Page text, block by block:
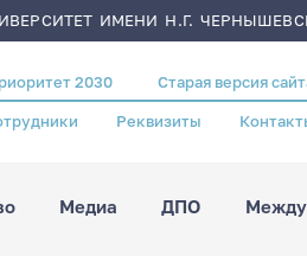
ИМЕНИ Н.Г.
2030 Старая версия
Реквизиты
Медиа ДПО